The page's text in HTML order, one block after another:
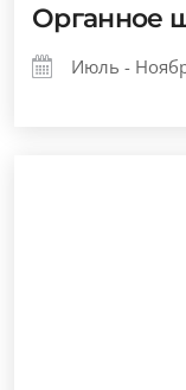
Органное
Июль -